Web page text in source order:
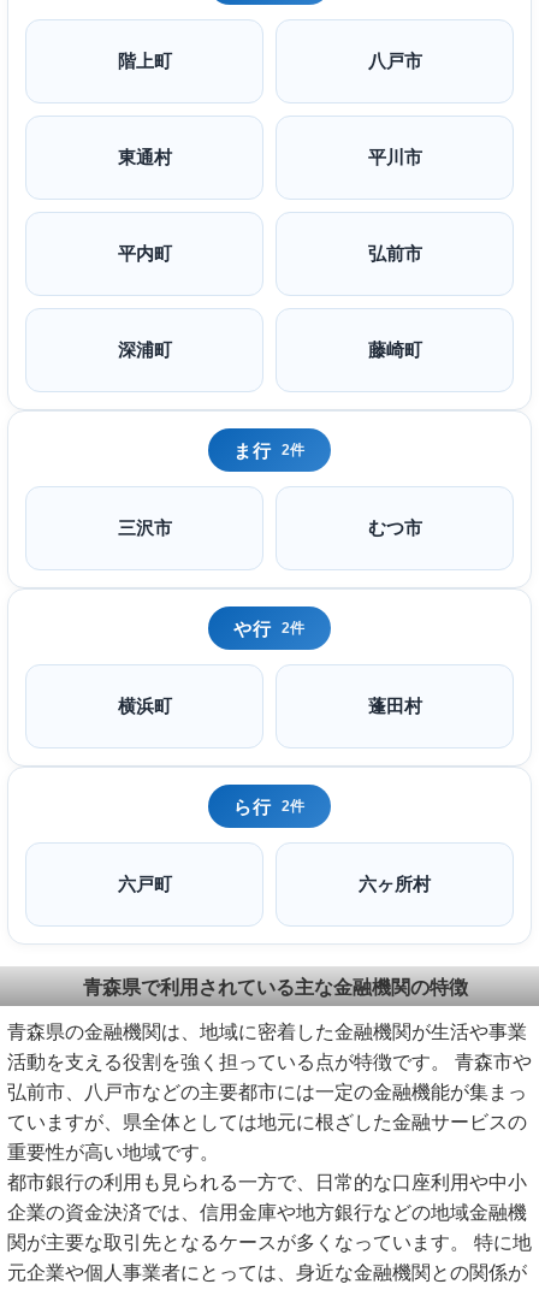
階上町 八戸市
東通村 平川市
平内町 弘前市
深浦町 藤崎町
ま行 2件
三沢市 むつ市
や行 2件
横浜町 蓬田村
ら行 2件
六戸町 六ヶ所村
青森県で利用されている主な金融機関の特徴
青森県の金融機関は、地域に密着した金融機関が生活や事業
活動を支える役割を強く担っている点が特徴です。 青森市や
弘前市、八戸市などの主要都市には一定の金融機能が集まっ
ていますが、県全体としては地元に根ざした金融サービスの
重要性が高い地域です。
都市銀行の利用も見られる一方で、日常的な口座利用や中小
企業の資金決済では、信用金庫や地方銀行などの地域金融機
関が主要な取引先となるケースが多くなっています。 特に地
元企業や個人事業者にとっては、身近な金融機関との関係が